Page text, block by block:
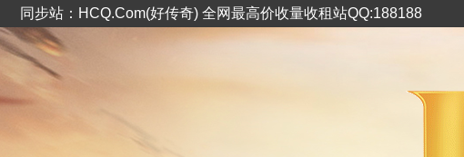
同步站：HCQ.Com(好传奇) 全网最高价收量收租站QQ:188188